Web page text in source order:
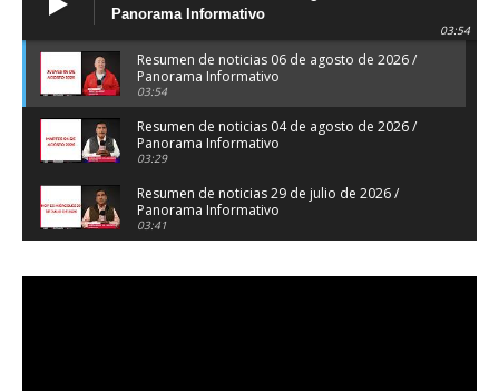
Panorama Informativo
03:54
Resumen de noticias 06 de agosto de 2026 /
Panorama Informativo
03:54
Resumen de noticias 04 de agosto de 2026 /
Panorama Informativo
03:29
Resumen de noticias 29 de julio de 2026 /
Panorama Informativo
03:41
Panorama Informativo